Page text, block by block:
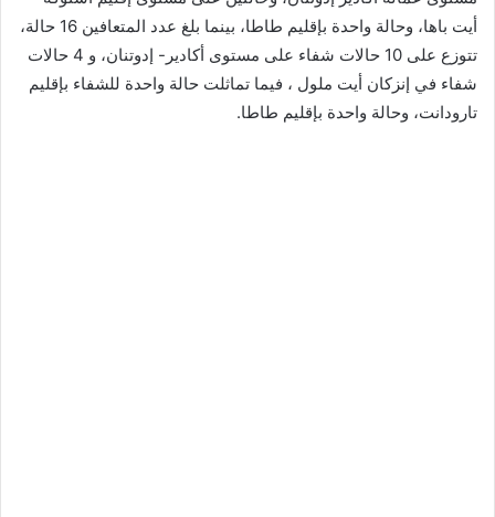
أيت باها، وحالة واحدة بإقليم طاطا، بينما بلغ عدد المتعافين 16 حالة،
تتوزع على 10 حالات شفاء على مستوى أكادير- إدوتنان، و 4 حالات
شفاء في إنزكان أيت ملول ، فيما تماثلت حالة واحدة للشفاء بإقليم
تارودانت، وحالة واحدة بإقليم طاطا.